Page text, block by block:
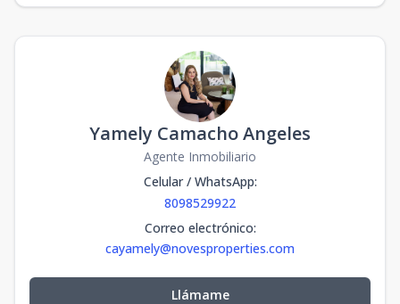
Yamely Camacho Angeles
Agente Inmobiliario
Celular / WhatsApp:
8098529922
Correo electrónico:
cayamely@novesproperties.com
Llámame